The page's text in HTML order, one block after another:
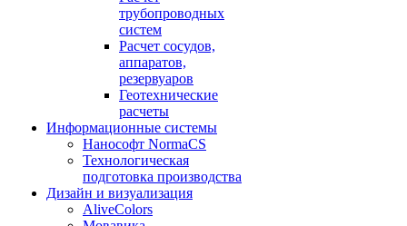
трубопроводных
систем
Расчет сосудов,
аппаратов,
резервуаров
Геотехнические
расчеты
Информационные системы
Нанософт NormaCS
Технологическая
подготовка производства
Дизайн и визуализация
AliveColors